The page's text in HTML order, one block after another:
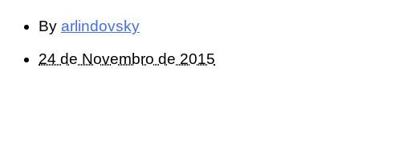
By arlindovsky
24 de Novembro de 2015